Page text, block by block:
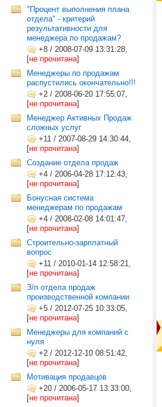
"Процент выполнения плана
отдела" - критерий
результативности для
менеджера по продажам?
+8 / 2008-07-09 13:31:28,
[не прочитана]
Менеджеры по продажам
распустились окончательно!!!
+2 / 2008-06-20 17:55:07,
[не прочитана]
Менеджер Активных Продаж
сложных услуг
+11 / 2007-08-29 14:30:44,
[не прочитана]
Создание отдела продаж
+4 / 2006-04-28 17:12:43,
[не прочитана]
Бонусная система
менеджерам по продажам
+4 / 2008-02-08 14:01:47,
[не прочитана]
Строительно-зарплатный
вопрос
+11 / 2010-01-14 12:58:21,
[не прочитана]
З/п отдела продаж
производственной компании
+5 / 2012-07-25 10:33:05,
[не прочитана]
Менеджеры для компаний с
нуля
+2 / 2012-12-10 08:51:42,
[не прочитана]
Мотивация продавцов
+20 / 2006-05-17 13:33:00,
[не прочитана]